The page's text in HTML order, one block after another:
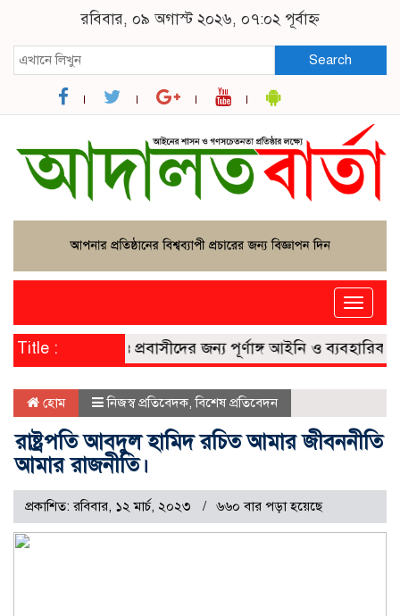
রবিবার, ০৯ অগাস্ট ২০২৬, ০৭:০২ পূর্বাহ্ন
Search
Toggle
Title :পর্যটক ও প্রবাসীদের জন্য পূর্ণাঙ্গ আইনি ও ব্যবহারিক
হোম নিজস্ব প্রতিবেদক,বিশেষ প্রতিবেদন
রাষ্ট্রপতি আবদুল হামিদ রচিত আমার জীবননীতি
আমার রাজনীতি।
প্রকাশিত: রবিবার, ১২ মার্চ, ২০২৩ ৬৬০ বার পড়া হয়েছে